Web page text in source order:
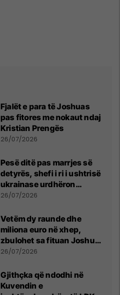
Fjalët e para të Joshuas
pas fitores me nokaut ndaj
Kristian Prengës
26/07/2026
Pesë ditë pas marrjes së
detyrës, shefi i ri i ushtrisë
ukrainase urdhëron
kontroll të madh
26/07/2026
Vetëm dy raunde dhe
miliona euro në xhep,
zbulohet sa fituan Joshua
e Prenga
26/07/2026
Gjithçka që ndodhi në
Kuvendin e